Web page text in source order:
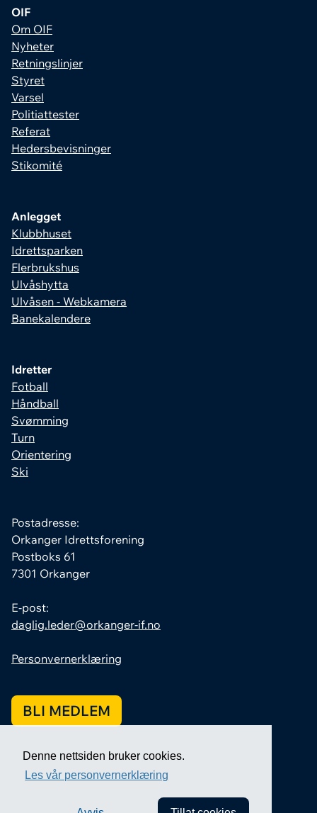
Denne nettsiden bruker cookies.
Les vår personvernerklæring
OIF
Om OIF
Nyheter
Retningslinjer
Styret
Varsel
Politiattester
Referat
Hedersbevisninger
Stikomité
Anlegget
Klubbhuset
Idrettsparken
Flerbrukshus
Ulvåshytta
Ulvåsen - Webkamera
Banekalendere
Idretter
Fotball
Håndball
Svømming
Turn
Orientering
Ski
Postadresse:
Orkanger Idrettsforening
Postboks 61
7301 Orkanger
E-post:
daglig.leder@orkanger-if.no
Personvernerklæring
BLI MEDLEM